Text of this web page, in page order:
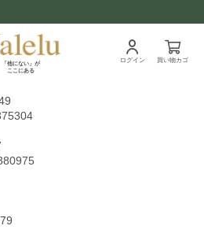
「他にない」が
ここにある
ログイン 買い物カゴ